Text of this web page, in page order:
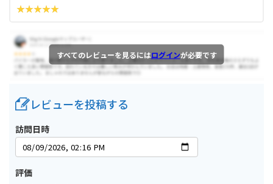
すべてのレビューを見るにはログインが必要です
レビューを投稿する
訪問日時
評価